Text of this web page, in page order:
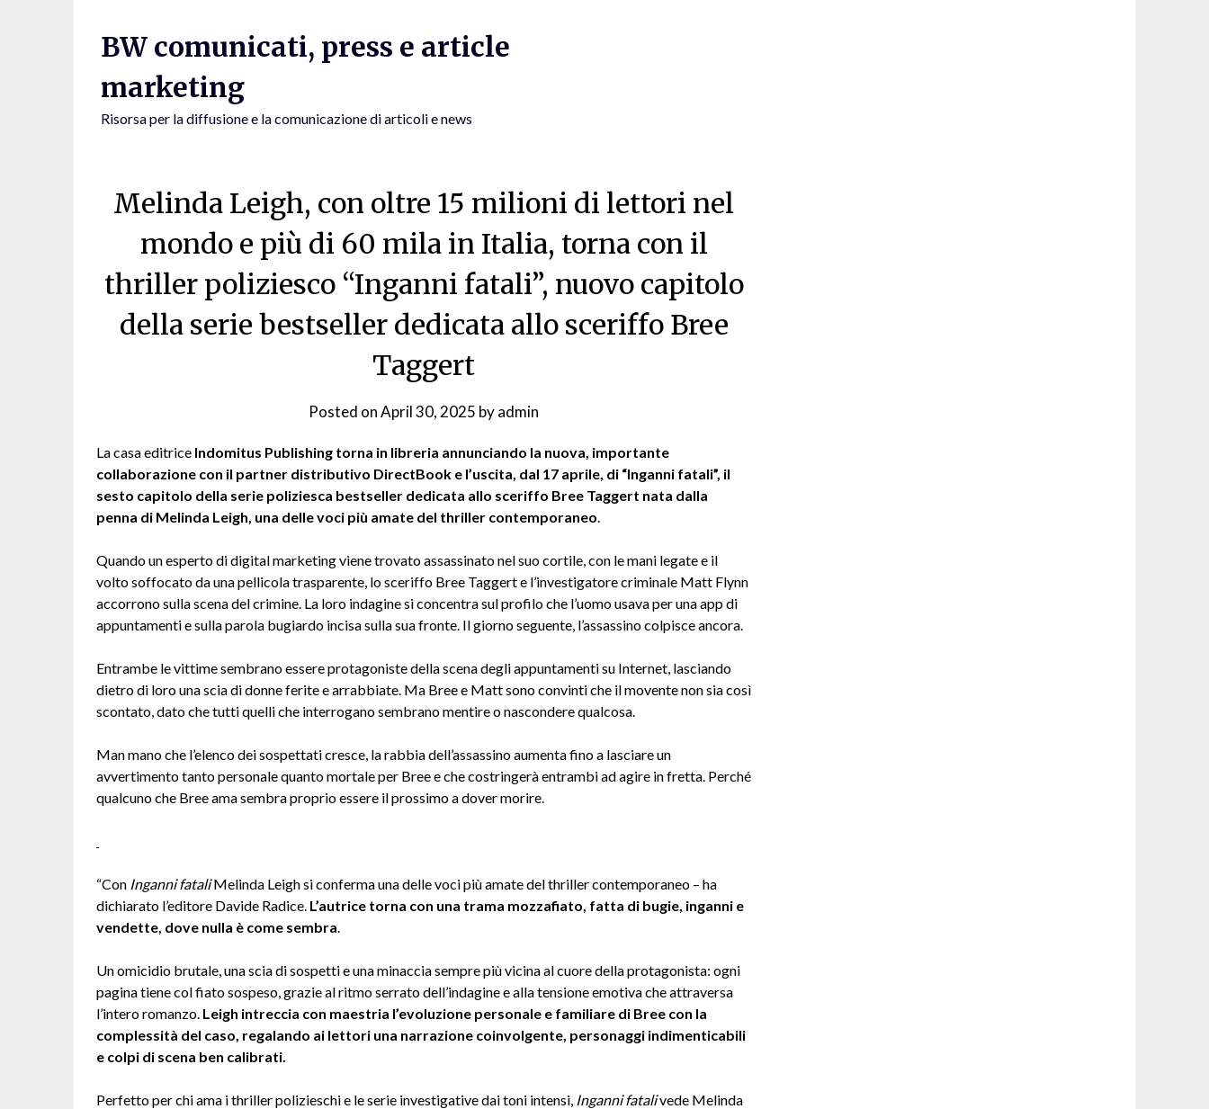
BW comunicati, press e article
marketing
Risorsa per la diffusione e la comunicazione di articoli e news
Melinda Leigh, con oltre 15 milioni di lettori nel
mondo e più di 60 mila in Italia, torna con il
thriller poliziesco “Inganni fatali”, nuovo capitolo
della serie bestseller dedicata allo sceriffo Bree
Taggert
Posted onApril 30, 2025 byadmin
La casa editrice Indomitus Publishing torna in libreria annunciando la nuova, importante
collaborazione con il partner distributivo DirectBook e l’uscita, dal 17 aprile, di “Inganni fatali”, il
sesto capitolo della serie poliziesca bestseller dedicata allo sceriffo Bree Taggert nata dalla
penna di Melinda Leigh, una delle voci più amate del thriller contemporaneo.
Quando un esperto di digital marketing viene trovato assassinato nel suo cortile, con le mani legate e il
volto soffocato da una pellicola trasparente, lo sceriffo Bree Taggert e l’investigatore criminale Matt Flynn
accorrono sulla scena del crimine. La loro indagine si concentra sul profilo che l’uomo usava per una app di
appuntamenti e sulla parola bugiardo incisa sulla sua fronte. Il giorno seguente, l’assassino colpisce ancora.
Entrambe le vittime sembrano essere protagoniste della scena degli appuntamenti su Internet, lasciando
dietro di loro una scia di donne ferite e arrabbiate. Ma Bree e Matt sono convinti che il movente non sia così
scontato, dato che tutti quelli che interrogano sembrano mentire o nascondere qualcosa.
Man mano che l’elenco dei sospettati cresce, la rabbia dell’assassino aumenta fino a lasciare un
avvertimento tanto personale quanto mortale per Bree e che costringerà entrambi ad agire in fretta. Perché
qualcuno che Bree ama sembra proprio essere il prossimo a dover morire.
“Con Inganni fataliMelinda Leigh si conferma una delle voci più amate del thriller contemporaneo – ha
dichiarato l’editore Davide Radice. L’autrice torna con una trama mozzafiato, fatta di bugie, inganni e
vendette, dove nulla è come sembra.
Un omicidio brutale, una scia di sospetti e una minaccia sempre più vicina al cuore della protagonista: ogni
pagina tiene col fiato sospeso, grazie al ritmo serrato dell’indagine e alla tensione emotiva che attraversa
l’intero romanzo. Leigh intreccia con maestria l’evoluzione personale e familiare di Bree con la
complessità del caso, regalando ai lettori una narrazione coinvolgente, personaggi indimenticabili
e colpi di scena ben calibrati.
Perfetto per chi ama i thriller polizieschi e le serie investigative dai toni intensi, Inganni fatalivede Melinda